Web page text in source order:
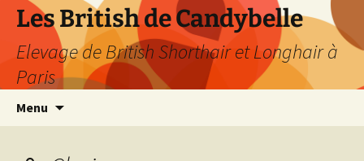
Les British de Candybelle
Elevage de British Shorthair et Longhair à
Paris
Menu